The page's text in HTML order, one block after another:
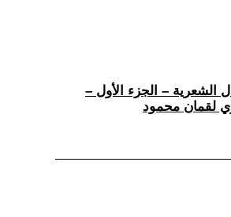
الشعرية – الجزء الأول –
لقمان محمود